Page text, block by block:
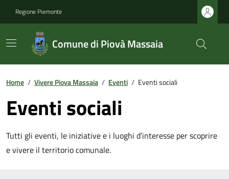
Regione Piemonte
Comune di Piovà Massaia
Home / Vivere Piova Massaia / Eventi / Eventi sociali
Eventi sociali
Tutti gli eventi, le iniziative e i luoghi d’interesse per scoprire
e vivere il territorio comunale.